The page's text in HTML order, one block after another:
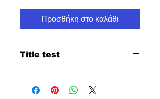
Προσθήκη στο καλάθι
Title test